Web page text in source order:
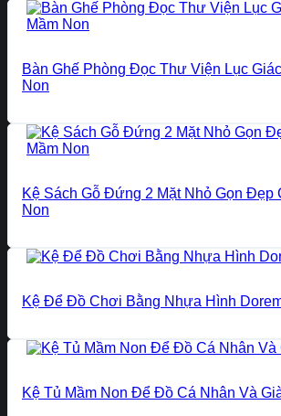
Bàn Ghế Phòng Đọc Thư Viện Lục
Non
Kệ Sách Gỗ Đứng 2 Mặt Nhỏ Gọn Đẹp
Non
Kệ Để Đồ Chơi Bằng Nhựa Hình
Kệ Tủ Mầm Non Để Đồ Cá Nhân Và